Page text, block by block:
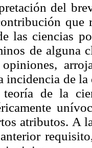
del
que
las ciencias
de alguna
incidencia de
teoría de la
atributos. A